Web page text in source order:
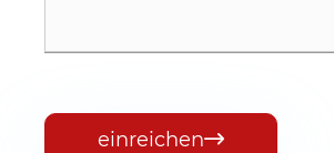
einreichen